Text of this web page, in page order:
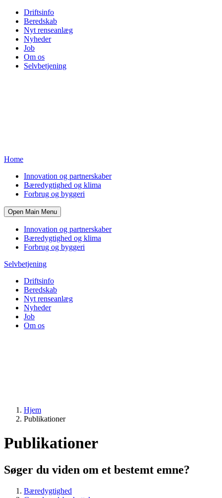
Driftsinfo
Beredskab
Nyt renseanlæg
Nyheder
Job
Om os
Selvbetjening
Home
Innovation og partnerskaber
Bæredygtighed og klima
Forbrug og byggeri
Open Main Menu
Innovation og partnerskaber
Bæredygtighed og klima
Forbrug og byggeri
Selvbetjening
Driftsinfo
Beredskab
Nyt renseanlæg
Nyheder
Job
Om os
Hjem
Publikationer
Publikationer
Søger du viden om et bestemt emne?
Bæredygtighed